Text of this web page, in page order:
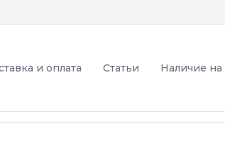
и оплата Статьи Наличие на